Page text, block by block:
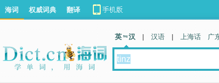
海词 权威词典 翻译
英 汉 | 汉语 | 上海话 广